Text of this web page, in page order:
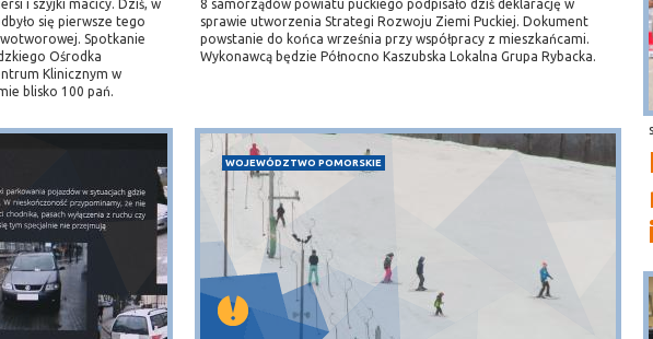
i szyjki macicy. Dziś, w
się pierwsze tego
Spotkanie
Ośrodka
Klinicznym w
blisko 100 pań.
8 samorządów powiatu puckiego podpisało dziś deklarację w
sprawie utworzenia Strategi Rozwoju Ziemi Puckiej. Dokument
powstanie do końca września przy współpracy z mieszkańcami.
Wykonawcą będzie Północno Kaszubska Lokalna Grupa Rybacka.
WOJEWÓDZTWO POMORSKIE